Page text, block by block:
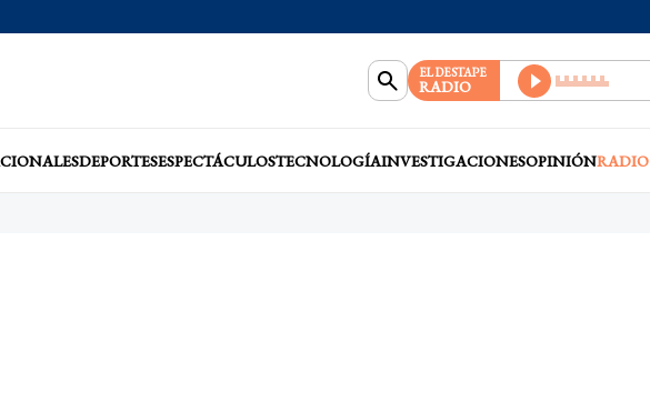
EL DESTAPE
RADIO
DEPORTESESPECTÁCULOSTECNOLOGÍAINVESTIGACIONESOPINIÓNRADIO